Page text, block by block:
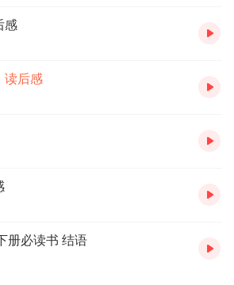
感
读后感
册必读书 结语